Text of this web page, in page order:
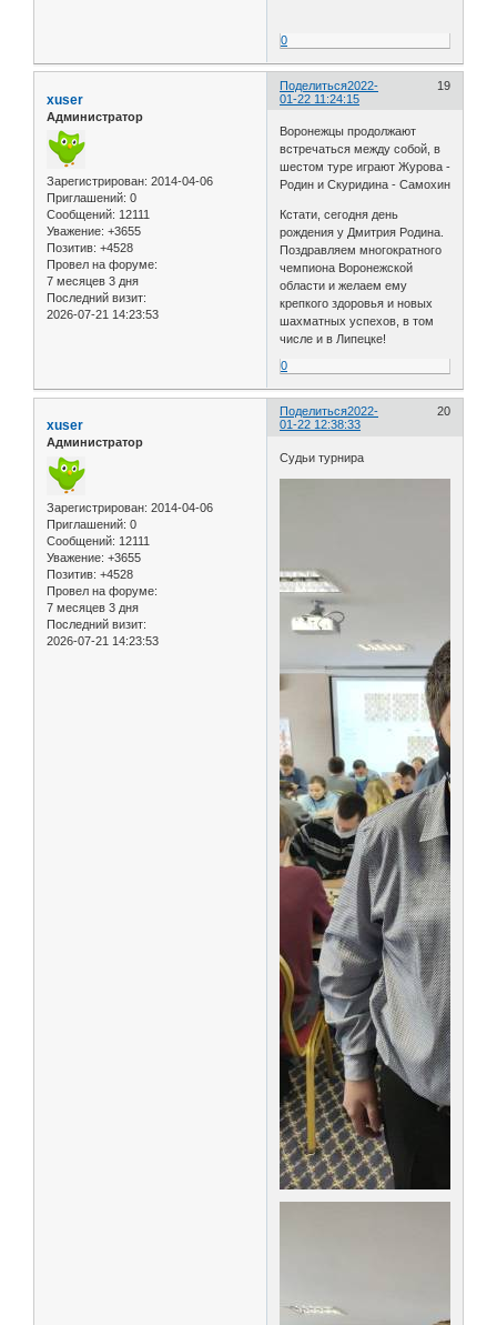
0
Поделиться 19
2022-
01-22 11:24:15
xuser
Администратор
Зарегистрирован: 2014-04-06
Приглашений: 0
Сообщений: 12111
Уважение: +3655
Позитив: +4528
Провел на форуме:
7 месяцев 3 дня
Последний визит:
2026-07-21 14:23:53
Воронежцы продолжают
встречаться между собой, в
шестом туре играют Журова -
Родин и Скуридина - Самохин
Кстати, сегодня день
рождения у Дмитрия Родина.
Поздравляем многократного
чемпиона Воронежской
области и желаем ему
крепкого здоровья и новых
шахматных успехов, в том
числе и в Липецке!
0
Поделиться 20
2022-
01-22 12:38:33
xuser
Администратор
Зарегистрирован: 2014-04-06
Приглашений: 0
Сообщений: 12111
Уважение: +3655
Позитив: +4528
Провел на форуме:
7 месяцев 3 дня
Последний визит:
2026-07-21 14:23:53
Судьи турнира